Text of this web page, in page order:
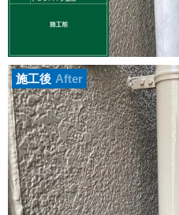
施工後 After